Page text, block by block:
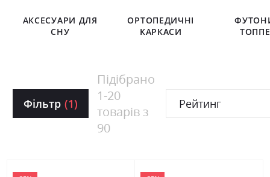
АКСЕСУАРИ ДЛЯ
СНУ
ОРТОПЕДИЧНІ
КАРКАСИ
Фільтр (1)
Підібрано
1-20
товарів з
90
Рейтинг